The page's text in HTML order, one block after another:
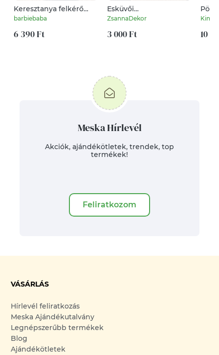
Keresztanya felkérő
kék szív ásvány karkötő
barbiebaba
6 390 Ft
Esküvői
ajándék,nászajándék,házaspár
ZsannaDekor
3 000 Ft 10
Meska Hírlevél
Akciók, ajándékötletek, trendek, top
termékek!
Feliratkozom
VÁSÁRLÁS
Hírlevél feliratkozás
Meska Ajándékutalvány
Legnépszerűbb termékek
Blog
Ajándékötletek